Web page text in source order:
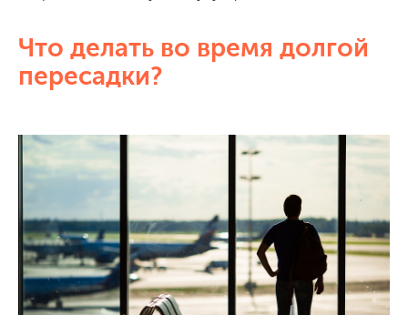
Что делать во время долгой
пересадки?